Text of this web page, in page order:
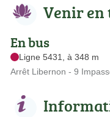
Venir en
En bus
Ligne 5431, à 348 m
Arrêt Libernon - 9